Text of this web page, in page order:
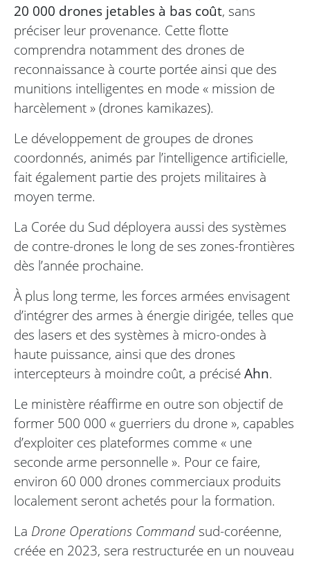
20 000 drones jetables à bas coût, sans
préciser leur provenance. Cette flotte
comprendra notamment des drones de
reconnaissance à courte portée ainsi que des
munitions intelligentes en mode « mission de
harcèlement » (drones kamikazes).
Le développement de groupes de drones
coordonnés, animés par l’intelligence artificielle,
fait également partie des projets militaires à
moyen terme.
La Corée du Sud déployera aussi des systèmes
de contre-drones le long de ses zones-frontières
dès l’année prochaine.
À plus long terme, les forces armées envisagent
d’intégrer des armes à énergie dirigée, telles que
des lasers et des systèmes à micro-ondes à
haute puissance, ainsi que des drones
intercepteurs à moindre coût, a préciséAhn.
Le ministère réaffirme en outre son objectif de
former 500 000 « guerriers du drone », capables
d’exploiter ces plateformes comme « une
seconde arme personnelle ». Pour ce faire,
environ 60 000 drones commerciaux produits
localement seront achetés pour la formation.
La Drone Operations Commandsud-coréenne,
créée en 2023, sera restructurée en un nouveau